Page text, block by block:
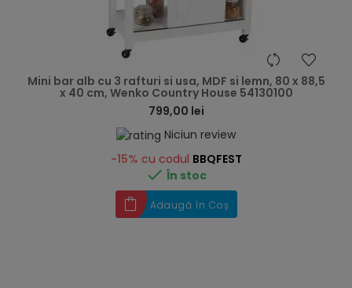
Mini bar alb cu 3 rafturi si usa, MDF si lemn, 80 x 88,5
x 40 cm, Wenko Country House 54130100
799,00 lei
Niciun review
-15% cu codul BBQFEST
 În stoc
Adaugă în Coș